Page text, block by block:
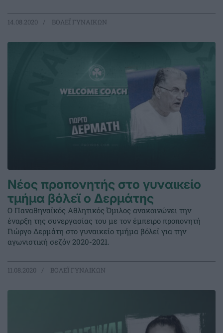
14.08.2020 ΒΟΛΕΪ ΓΥΝΑΙΚΩΝ
Νέος προπονητής στο γυναικείο
τμήμα βόλεϊ ο Δερμάτης
Ο Παναθηναϊκός Αθλητικός Όμιλος ανακοινώνει την
έναρξη της συνεργασίας του με τον έμπειρο προπονητή
Γιώργο Δερμάτη στο γυναικείο τμήμα βόλεϊ για την
αγωνιστική σεζόν 2020-2021.
11.08.2020 ΒΟΛΕΪ ΓΥΝΑΙΚΩΝ